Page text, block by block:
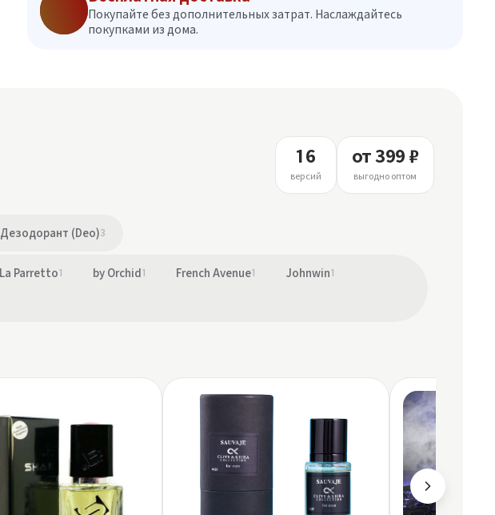
Покупайте без дополнительных затрат. Наслаждайтесь
покупками из дома.
16
версий
от 399 ₽
выгодно оптом
Дезодорант (Deo)3
La Parretto1 by Orchid 1 French Avenue1 Johnwin1